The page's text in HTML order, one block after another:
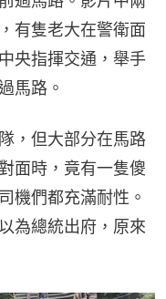
有隻老大在警衛面
央指揮交通，舉手
馬路。
，但大部分在馬路
面時，竟有一隻傻
機們都充滿耐性。
為總統出府，原來